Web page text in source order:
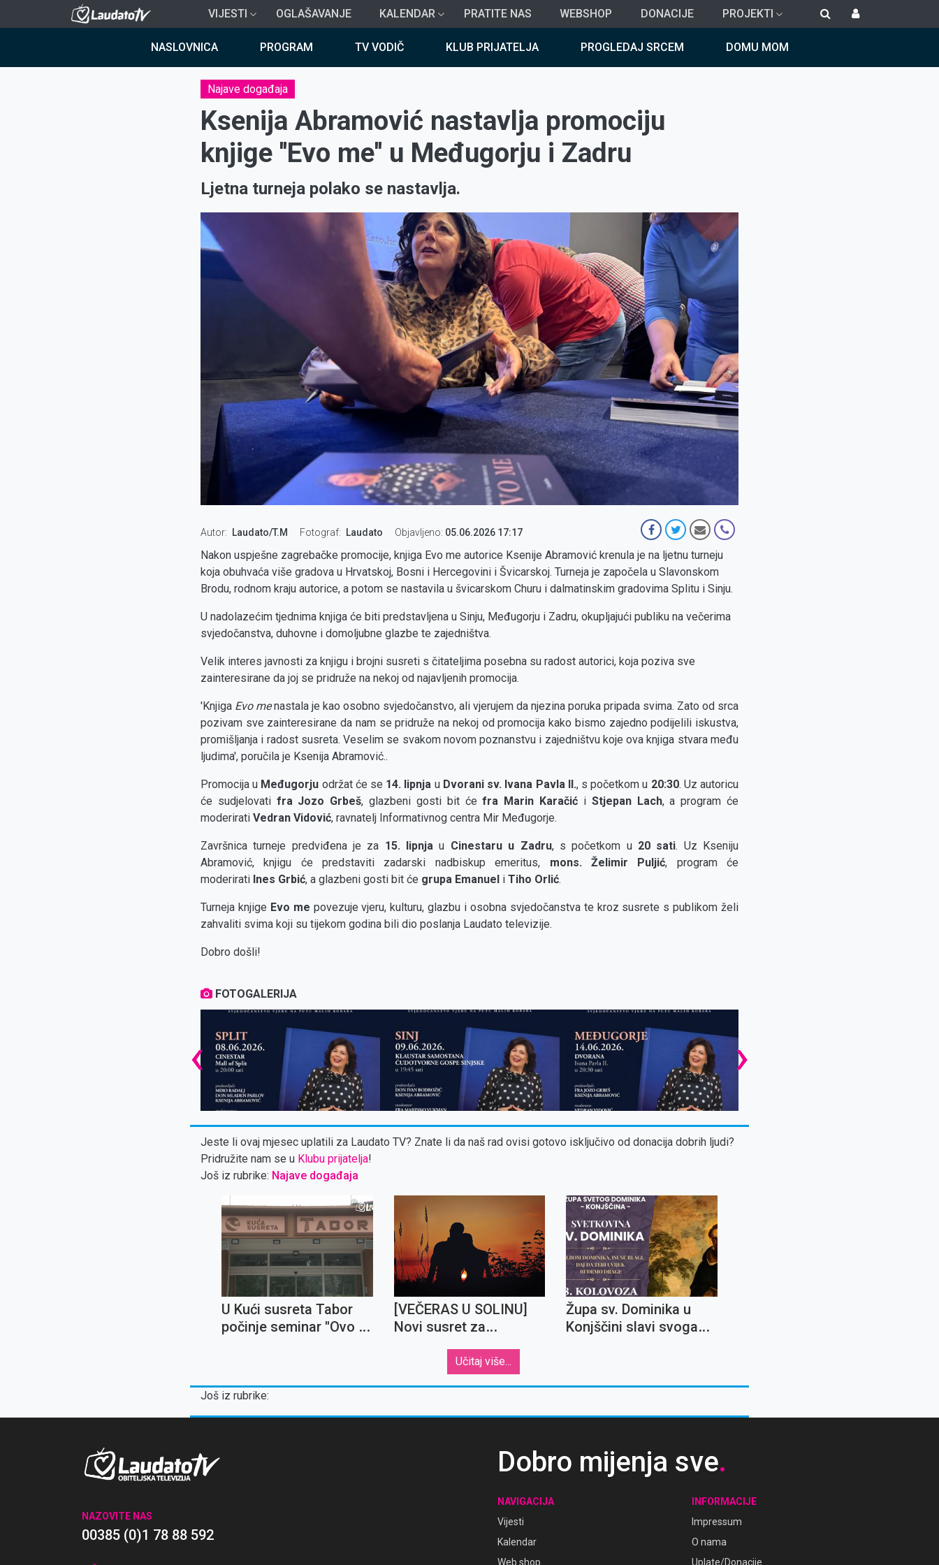
na
VIJESTI OGLAŠAVANJE KALENDAR PRATITE NAS WEBSHOP DONACIJE PROJEKTI
NASLOVNICA PROGRAM TV VODIČ KLUB PRIJATELJA PROGLEDAJ SRCEM DOMU MOM
Najave događaja
Ksenija Abramović nastavlja promociju
knjige ''Evo me'' u Međugorju i Zadru
Ljetna turneja polako se nastavlja.
Autor Laudato/T.M Fotograf Laudato Objavljeno: 05.06.2026 17:17
Nakon uspješne zagrebačke promocije, knjiga Evo me autorice Ksenije Abramović krenula je na ljetnu turneju
koja obuhvaća više gradova u Hrvatskoj, Bosni i Hercegovini i Švicarskoj. Turneja je započela u Slavonskom
Brodu, rodnom kraju autorice, a potom se nastavila u švicarskom Churu i dalmatinskim gradovima Splitu i Sinju.
U nadolazećim tjednima knjiga će biti predstavljena u Sinju, Međugorju i Zadru, okupljajući publiku na večerima
svjedočanstva, duhovne i domoljubne glazbe te zajedništva.
Velik interes javnosti za knjigu i brojni susreti s čitateljima posebna su radost autorici, koja poziva sve
zainteresirane da joj se pridruže na nekoj od najavljenih promocija.
'Knjiga Evo menastala je kao osobno svjedočanstvo, ali vjerujem da njezina poruka pripada svima. Zato od srca
pozivam sve zainteresirane da nam se pridruže na nekoj od promocija kako bismo zajedno podijelili iskustva,
promišljanja i radost susreta. Veselim se svakom novom poznanstvu i zajedništvu koje ova knjiga stvara među
ljudima', poručila je Ksenija Abramović..
Promocija u Međugorju održat će se 14. lipnja u Dvorani sv. Ivana Pavla II., s početkom u 20:30. Uz autoricu
će sudjelovati fra Jozo Grbeš, glazbeni gosti bit ćefra Marin Karačić i Stjepan Lach, a program će
moderirati Vedran Vidović, ravnatelj Informativnog centra Mir Međugorje.
Završnica turneje predviđena je za 15. lipnja u Cinestaru u Zadru, s početkom u 20 sati. Uz Kseniju
Abramović, knjigu će predstaviti zadarski nadbiskup emeritus, mons. Želimir Puljić, program će
moderirati Ines Grbić, a glazbeni gosti bit će grupa Emanuel i Tiho Orlić.
Turneja knjige Evo me povezuje vjeru, kulturu, glazbu i osobna svjedočanstva te kroz susrete s publikom želi
zahvaliti svima koji su tijekom godina bili dio poslanja Laudato televizije.
Dobro došli!
FOTOGALERIJA
‹ ›
Jeste li ovaj mjesec uplatili za Laudato TV? Znate li da naš rad ovisi gotovo isključivo od donacija dobrih ljudi?
Pridružite nam se u Klubu prijatelja!
Još iz rubrike: Najave događaja
U Kući susreta Tabor
počinje seminar ''Ovo je
[VEČERAS U SOLINU]
Novi susret za
Župa sv. Dominika u
Konjščini slavi svoga
Učitaj više...
Još iz rubrike:
NAZOVITE NAS
00385 (0)1 78 88 592
Dobro mijenja sve.
NAVIGACIJA
Vijesti
Kalendar
Web shop
INFORMACIJE
Impressum
O nama
Uplate/Donacije